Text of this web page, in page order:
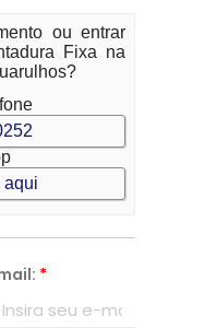
ou entrar
Fixa na
*